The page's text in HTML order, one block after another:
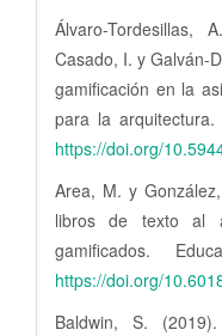
Álvaro-Tordesillas,
Casado, I. y Galván-
gamificación en la
para la arquitectura.
https://doi.org/
Area, M. y
libros de texto al
gamificados.
https://doi.org/
Baldwin, S.